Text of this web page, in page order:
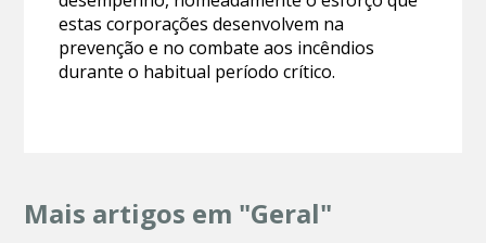
estas corporações desenvolvem na
prevenção e no combate aos incêndios
durante o habitual período crítico.
Mais artigos em "Geral"